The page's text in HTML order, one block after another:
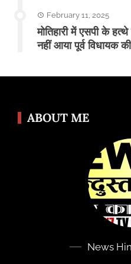
February 11, 2025
मोतिहारी में एसपी के
नहीं आया पूर्व विधायक
ABOUT ME
News